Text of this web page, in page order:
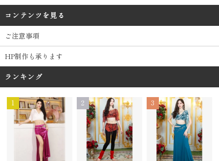
コンテンツを見る
ご注意事項
HP制作も承ります
ランキング
1 2 3